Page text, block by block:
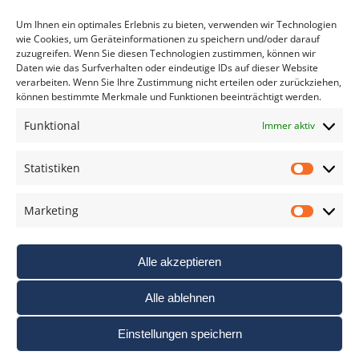
Um Ihnen ein optimales Erlebnis zu bieten, verwenden wir Technologien
wie Cookies, um Geräteinformationen zu speichern und/oder darauf
zuzugreifen. Wenn Sie diesen Technologien zustimmen, können wir
Daten wie das Surfverhalten oder eindeutige IDs auf dieser Website
verarbeiten. Wenn Sie Ihre Zustimmung nicht erteilen oder zurückziehen,
können bestimmte Merkmale und Funktionen beeinträchtigt werden.
Funktional Immer aktiv
Statistiken
Marketing
Alle akzeptieren
Alle ablehnen
Einstellungen speichern
*